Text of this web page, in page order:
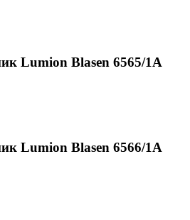
Lumion Blasen 6565/1A
Lumion Blasen 6566/1A